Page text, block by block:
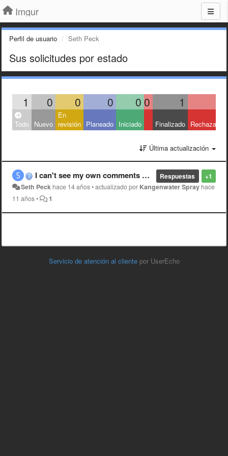
Imgur
Perfil de usuario Seth Peck
Sus solicitudes por estado
1 0 0 0 0 0 1
Todo Nuevo
En
revisión Planeado Iniciado Finalizado Rechazado
Última actualización
+1
Respuestas
I can't see my own comments on the front page now?
Seth Peck hace 14 años•actualizado por Kangenwater Spray hace
11 años• 1
Servicio de atención al cliente por UserEcho